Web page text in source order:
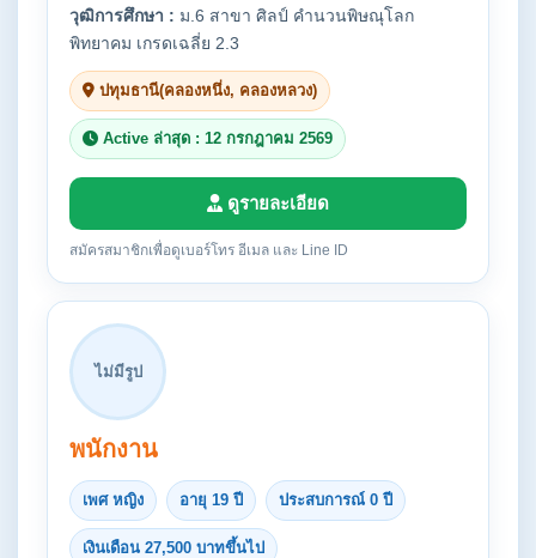
วุฒิการศึกษา : ม.6 สาขา ศิลป์ คำนวนพิษณุโลก
พิทยาคม เกรดเฉลี่ย 2.3
ปทุมธานี(คลองหนึ่ง, คลองหลวง)
Active ล่าสุด : 12 กรกฎาคม 2569
ดูรายละเอียด
สมัครสมาชิกเพื่อดูเบอร์โทร อีเมล และ Line ID
ไม่มีรูป
พนักงาน
เพศ หญิง อายุ 19 ปี ประสบการณ์ 0 ปี
เงินเดือน 27,500 บาทขึ้นไป